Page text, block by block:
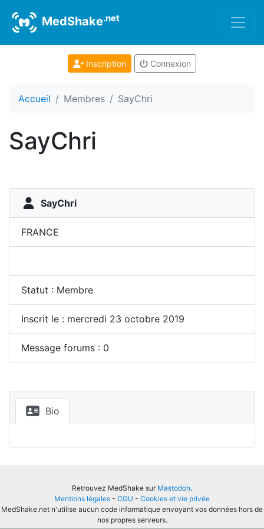
MedShake.net
Inscription Connexion
Accueil Membres SayChri
SayChri
SayChri
FRANCE
Statut : Membre
Inscrit le : mercredi 23 octobre 2019
Message forums : 0
Bio
Retrouvez MedShake sur Mastodon.
Mentions légales - CGU - Cookies et vie privée
MedShake.net n'utilise aucun code informatique envoyant vos données hors de
nos propres serveurs.